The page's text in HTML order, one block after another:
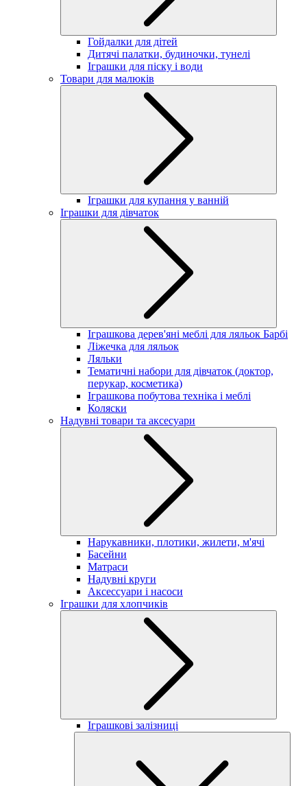
Гойдалки для дітей
Дитячі палатки, будиночки, тунелі
Іграшки для піску і води
Товари для малюків
Іграшки для купання у ванній
Іграшки для дівчаток
Іграшкова дерев'яні меблі для ляльок Барбі
Ліжечка для ляльок
Ляльки
Тематичні набори для дівчаток (доктор,
перукар, косметика)
Іграшкова побутова техніка і меблі
Коляски
Надувні товари та аксесуари
Нарукавники, плотики, жилети, м'ячі
Басейни
Матраси
Надувні круги
Аксессуари і насоси
Іграшки для хлопчиків
Іграшкові залізниці